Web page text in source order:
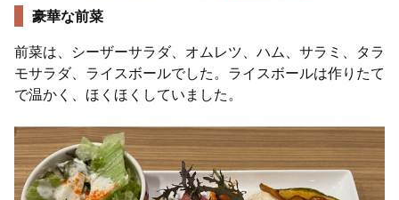
豪華な前菜
前菜は、シーザーサラダ、オムレツ、ハム、サラミ、タラ
モサラダ、ライスボールでした。ライスボールは作りたて
で温かく、ほくほくしていました。